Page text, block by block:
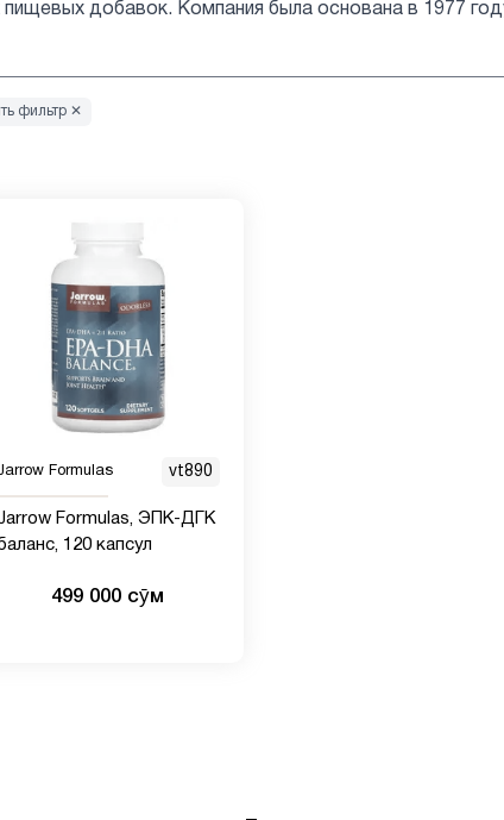
добавок. Компания была основана в 1977
фильтр ✕
Formulas vt890
Formulas, ЭПК-ДГК
120 капсул
499 000 сӯм